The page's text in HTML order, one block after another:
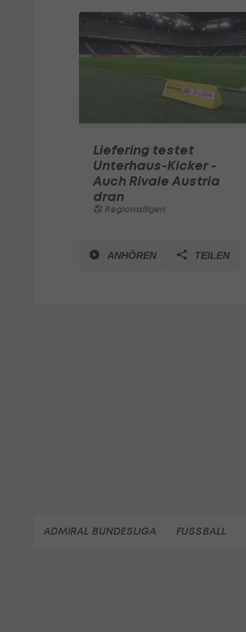
Liefering testet
Unterhaus-Kicker -
Auch Rivale Austria
dran
Regionalligen
ANHÖREN TEILEN
ADMIRAL BUNDESLIGA FUSSBALL